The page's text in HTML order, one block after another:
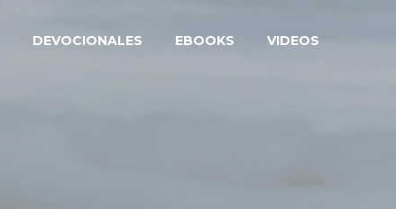
DEVOCIONALES EBOOKS VIDEOS